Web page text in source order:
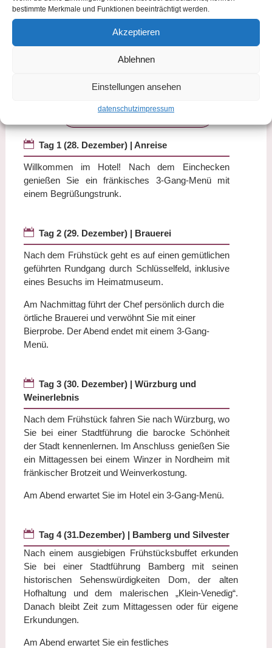
bestimmte Merkmale und Funktionen beeinträchtigt werden.
Akzeptieren
Ablehnen
Einstellungen ansehen
datenschutzimpressum
Download als PDF
→ Unsere Buchungsbedingungen
ab 10 Personen
5 Tage
 Tag 1 (28. Dezember) | Anreise
Willkommen im Hotel! Nach dem Einchecken
genießen Sie ein fränkisches 3-Gang-Menü mit
einem Begrüßungstrunk.
 Tag 2 (29. Dezember) | Brauerei
Nach dem Frühstück geht es auf einen gemütlichen
geführten Rundgang durch Schlüsselfeld, inklusive
eines Besuchs im Heimatmuseum.
Am Nachmittag führt der Chef persönlich durch die
örtliche Brauerei und verwöhnt Sie mit einer
Bierprobe. Der Abend endet mit einem 3-Gang-
Menü.
 Tag 3 (30. Dezember) | Würzburg und
Weinerlebnis
Nach dem Frühstück fahren Sie nach Würzburg, wo
Sie bei einer Stadtführung die barocke Schönheit
der Stadt kennenlernen. Im Anschluss genießen Sie
ein Mittagessen bei einem Winzer in Nordheim mit
fränkischer Brotzeit und Weinverkostung.
Am Abend erwartet Sie im Hotel ein 3-Gang-Menü.
 Tag 4 (31.Dezember) | Bamberg und Silvester
Nach einem ausgiebigen Frühstücksbuffet erkunden
Sie bei einer Stadtführung Bamberg mit seinen
historischen Sehenswürdigkeiten Dom, der alten
Hofhaltung und dem malerischen „Klein-Venedig“.
Danach bleibt Zeit zum Mittagessen oder für eigene
Erkundungen.
Am Abend erwartet Sie ein festliches